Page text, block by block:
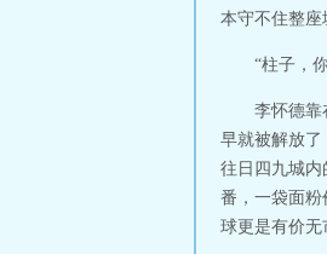
本守不住整座
“柱子，
李怀德靠
早就被解放了
往日四九城
番，一袋面
球更是有价无